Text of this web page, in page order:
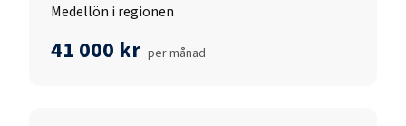
Medellön i regionen
41 000 kr per månad